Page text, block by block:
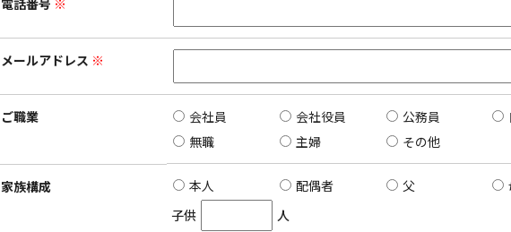
電話番号 ※
メールアドレス ※
ご職業 会社員 会社役員 公務員
無職
主婦 その他
家族構成 本人 配偶者 父
子供
人